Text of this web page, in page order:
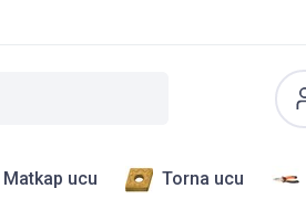
Matkap ucu Torna ucu